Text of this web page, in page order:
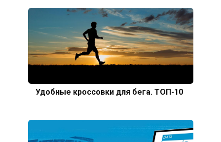
Удобные кроссовки для бега. ТОП-10